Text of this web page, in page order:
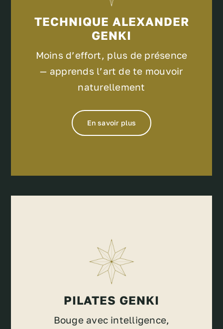
PILATES GENKI
Bouge avec intelligence,
TECHNIQUE ALEXANDER
GENKI
Moins d’effort, plus de présence
— apprends l’art de te mouvoir
naturellement
En savoir plus